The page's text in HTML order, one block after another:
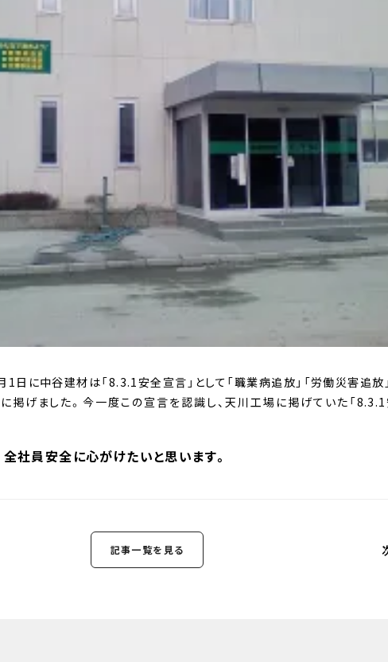
に中谷建材は「8.3.1安全宣言」として「職業病追放」「労働災害追放
掲げました。今一度この宣言を認識し、天川工場に掲げていた「
社員安全に心がけたいと思います。
記事一覧を見る